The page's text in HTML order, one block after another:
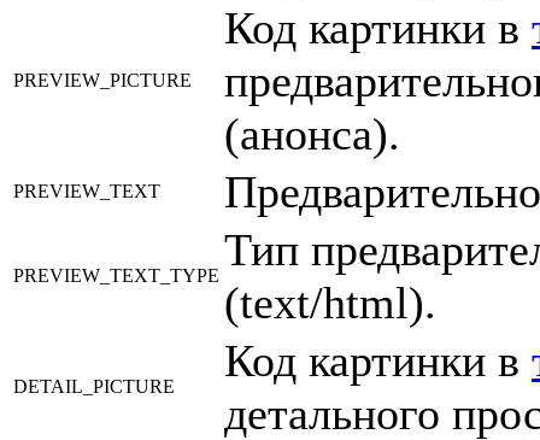
PREVIEW_PICTURE
Код картинки в
(анонса).
PREVIEW_TEXT
PREVIEW_TEXT_TYPE
Тип
(text/html).
DETAIL_PICTURE
Код картинки в
детального